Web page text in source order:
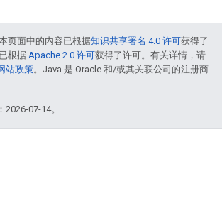
页面中的内容已根据知识共享署名 4.0 许可获得了
根据 Apache 2.0 许可获得了许可。有关详情，请
站政策。Java 是 Oracle 和/或其关联公司的注册商
07-14。